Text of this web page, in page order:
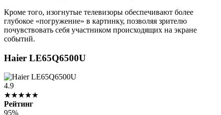
Кроме того, изогнутые телевизоры обеспечивают более
глубокое «погружение» в картинку, позволяя зрителю
почувствовать себя участником происходящих на экране
событий.
Haier LE65Q6500U
4.9
★★★★★
Рейтинг
95%